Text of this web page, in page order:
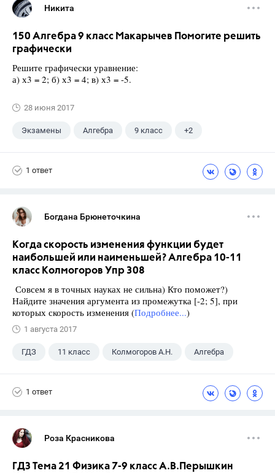
Никита
150 Алгебра 9 класс Макарычев Помогите решить
графически
Решите графически уравнение:
а) х3 = 2; б) х3 = 4; в) х3 = -5.
28 июня 2017
Экзамены Алгебра 9 класс +2
1 ответ
Богдана Брюнеточкина
Когда скорость изменения функции будет
наибольшей или наименьшей? Алгебра 10-11
класс Колмогоров Упр 308
Совсем я в точных науках не сильна) Кто поможет?)
Найдите значения аргумента из промежутка [-2; 5], при
которых скорость изменения (Подробнее...)
1 августа 2017
ГДЗ 11 класс Колмогоров А.Н. Алгебра
1 ответ
Роза Красникова
ГДЗ Тема 21 Физика 7-9 класс А.В.Перышкин